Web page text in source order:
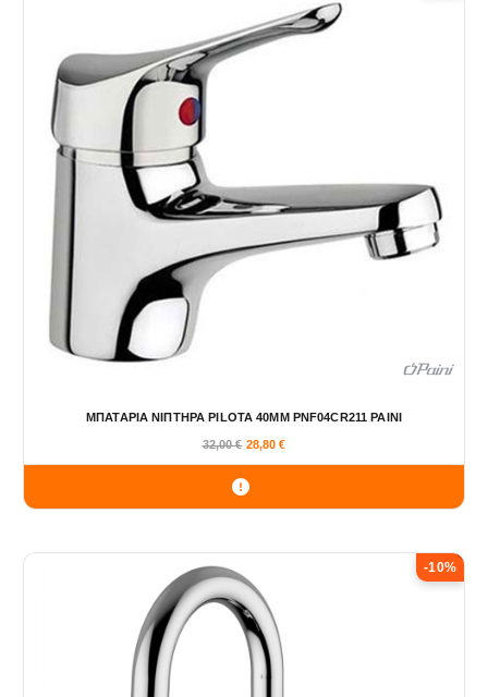
ΜΠΑΤΑΡΙΑ ΝΙΠΤΗΡΑ PILOTA 40MM PNF04CR211 PAINI
32,00€ 28,80€
-10%